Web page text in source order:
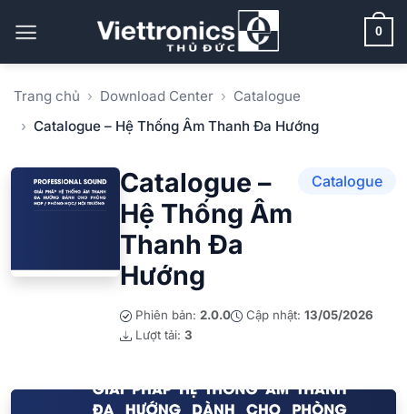
qua
0
Trang chủ Download Center
Catalogue
Catalogue – Hệ Thống Âm Thanh Đa Hướng
Catalogue –
Hệ Thống Âm
Thanh Đa
Hướng
Catalogue
Phiên bản: 2.0.0 Cập nhật: 13/05/2026
Lượt tải: 3